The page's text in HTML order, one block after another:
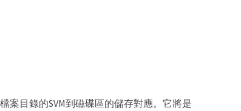
案目錄的SVM到磁碟區的儲存對應。它將是